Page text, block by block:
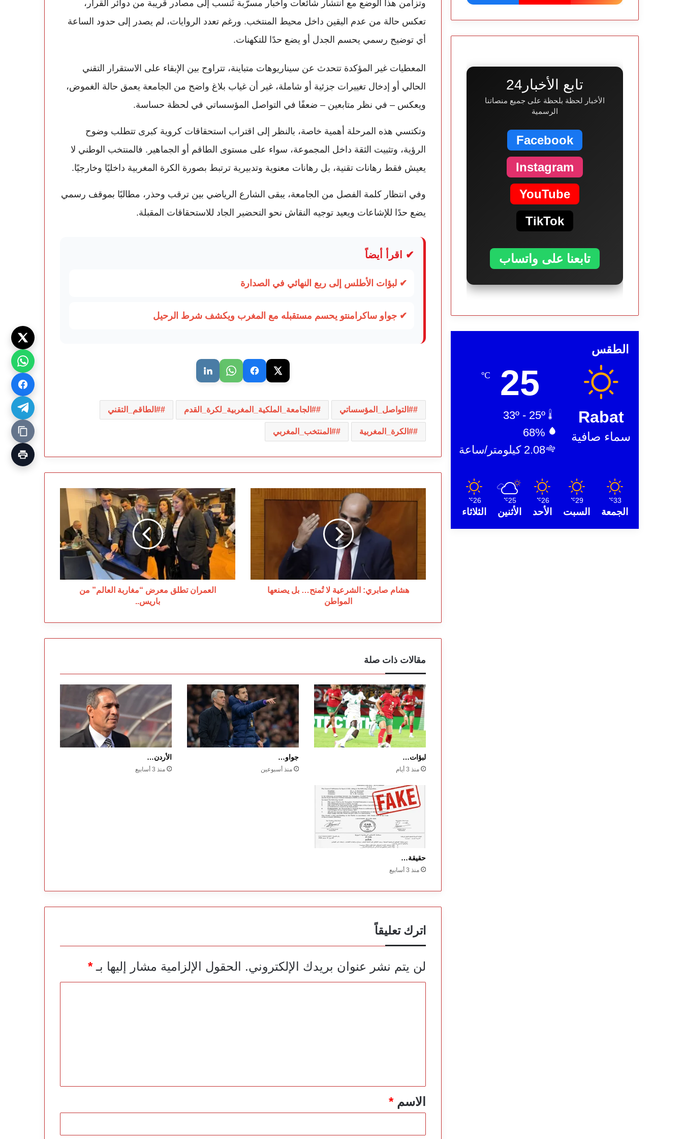
وتزامن هذا الوضع مع انتشار شائعات وأخبار مسرّبة تُنسب إلى مصادر قريبة من دوائر القرار،
تعكس حالة من عدم اليقين داخل محيط المنتخب. ورغم تعدد الروايات، لم يصدر إلى حدود الساعة
أي توضيح رسمي يحسم الجدل أو يضع حدًا للتكهنات.
المعطيات غير المؤكدة تتحدث عن سيناريوهات متباينة، تتراوح بين الإبقاء على الاستقرار التقني
الحالي أو إدخال تغييرات جزئية أو شاملة، غير أن غياب بلاغ واضح من الجامعة يعمق حالة الغموض،
ويعكس – في نظر متابعين – ضعفًا في التواصل المؤسساتي في لحظة حساسة.
وتكتسي هذه المرحلة أهمية خاصة، بالنظر إلى اقتراب استحقاقات كروية كبرى تتطلب وضوح
الرؤية، وتثبيت الثقة داخل المجموعة، سواء على مستوى الطاقم أو الجماهير. فالمنتخب الوطني لا
يعيش فقط رهانات تقنية، بل رهانات معنوية وتدبيرية ترتبط بصورة الكرة المغربية داخليًا وخارجيًا.
وفي انتظار كلمة الفصل من الجامعة، يبقى الشارع الرياضي بين ترقب وحذر، مطالبًا بموقف رسمي
يضع حدًا للإشاعات ويعيد توجيه النقاش نحو التحضير الجاد للاستحقاقات المقبلة.
✔ اقرأ أيضاً
✔ لبؤات الأطلس إلى ربع النهائي في الصدارة
✔ جواو ساكرامنتو يحسم مستقبله مع المغرب ويكشف شرط الرحيل
#التواصل_المؤسساتي #الجامعة_الملكية_المغربية_لكرة_القدم #الطاقم_التقني
#الكرة_المغربية #المنتخب_المغربي
هشام
صابري:
يصنعها
المواطن
هشام صابري: الشرعية لا تُمنح… بل يصنعها
المواطن
العمران
تطلق
معرض
“مغاربة
العالم”
من
باريس..
العمران تطلق معرض “مغاربة العالم” من
باريس..
مقالات ذات صلة
لبؤات…
منذ 3 أيام
جواو…
منذ أسبوعين
الأردن…
منذ 3 أسابيع
حقيقة…
منذ 3 أسابيع
اترك تعليقاً
لن يتم نشر عنوان بريدك الإلكتروني. الحقول الإلزامية مشار إليها بـ*
*الاسم*
تابع الأخبار24
الأخبار لحظة بلحظة على جميع منصاتنا
الرسمية
Facebook
Instagram
YouTube
TikTok
تابعنا على واتساب
الطقس
Rabat
سماء صافية
25
℃
68%
2.08 كيلومتر/ساعة
33
℃
الجمعة
29
℃
السبت
26
℃
الأحد
25
℃
الأثنين
26
℃
الثلاثاء